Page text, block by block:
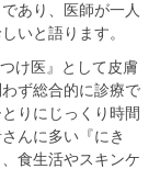
あり、医師が一人
いと語ります。
け医』として皮膚
ず総合的に診療で
りにじっくり時間
んに多い『にき
食生活やスキンケ